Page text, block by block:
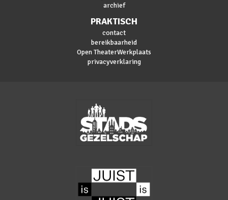
archief
PRAKTISCH
contact
bereikbaarheid
Open TheaterWerkplaats
privacyverklaring